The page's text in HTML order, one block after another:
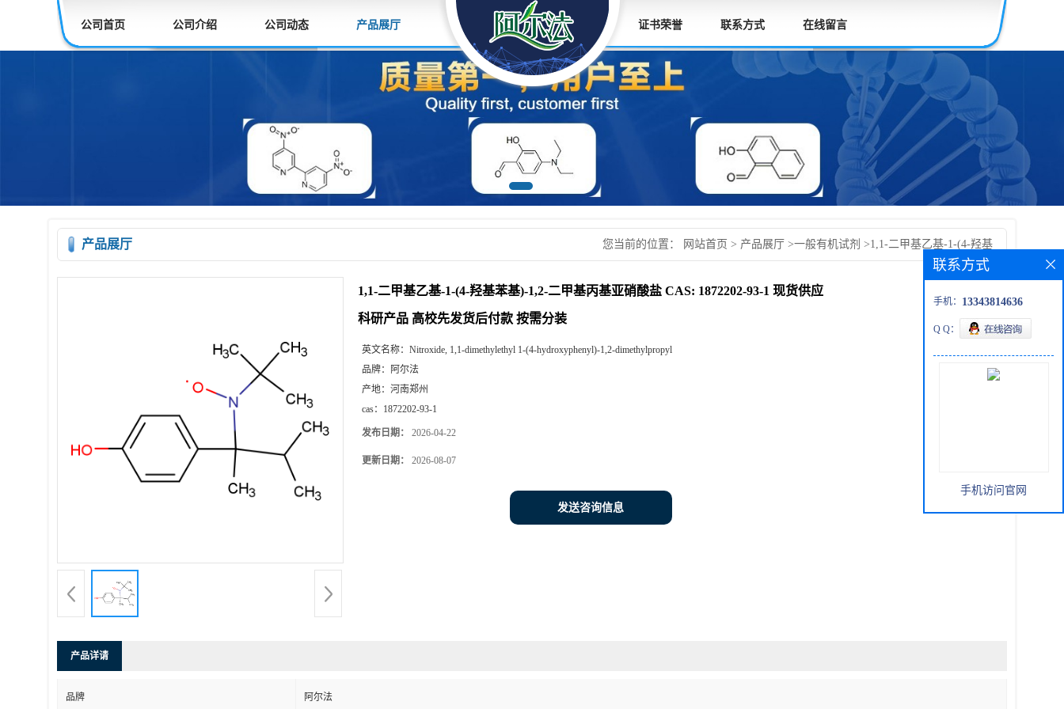
公司首页 公司介绍 公司动态 产品展厅 证书荣誉 联系方式 在线留言
产品展厅 您当前的位置： 网站首页 > 产品展厅 >一般有机试剂 >1,1-二甲基乙基-1-(4-羟基
苯基)-1,2-二甲基丙基亚硝酸盐 CAS: 1872202-93-1 现货供应 科研产品 高校先发货
1,1-二甲基乙基-1-(4-羟基苯基)-1,2-二甲基丙基亚硝酸盐 CAS: 1872202-93-1 现货供应
科研产品 高校先发货后付款 按需分装
英文名称： Nitroxide, 1,1-dimethylethyl 1-(4-hydroxyphenyl)-1,2-dimethylpropyl
品牌： 阿尔法
产地： 河南郑州
cas： 1872202-93-1
发布日期： 2026-04-22
更新日期： 2026-08-07
发送咨询信息
产品详请
品牌 阿尔法
联系方式
手机： 13343814636
Q Q：
手机访问官网